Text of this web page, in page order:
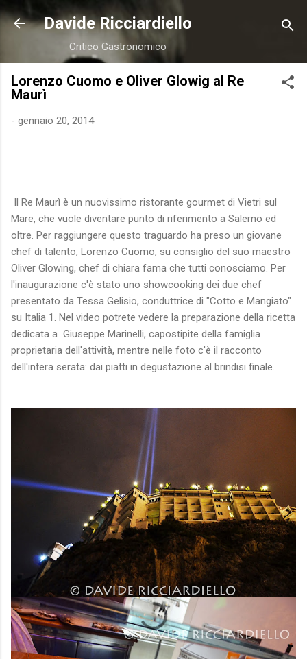
Passa ai contenuti principali
Davide Ricciardiello
Critico Gastronomico
Lorenzo Cuomo e Oliver Glowig al Re
Maurì
- gennaio 20, 2014
Il Re Maurì è un nuovissimo ristorante gourmet di Vietri sul
Mare, che vuole diventare punto di riferimento a Salerno ed
oltre. Per raggiungere questo traguardo ha preso un giovane
chef di talento, Lorenzo Cuomo, su consiglio del suo maestro
Oliver Glowing, chef di chiara fama che tutti conosciamo. Per
l'inaugurazione c'è stato uno showcooking dei due chef
presentato da Tessa Gelisio, conduttrice di "Cotto e Mangiato"
su Italia 1. Nel video potrete vedere la preparazione della ricetta
dedicata a Giuseppe Marinelli, capostipite della famiglia
proprietaria dell'attività, mentre nelle foto c'è il racconto
dell'intera serata: dai piatti in degustazione al brindisi finale.